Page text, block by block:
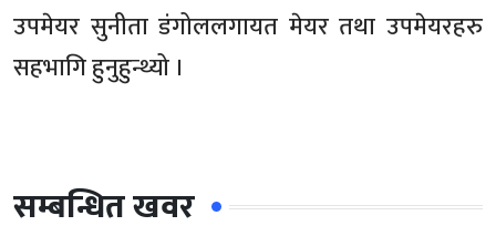
उपमेयर सुनीता डंगोललगायत मेयर तथा उपमेयरहरु
सहभागि हुनुहुन्थ्यो ।
सम्बन्धित खवर